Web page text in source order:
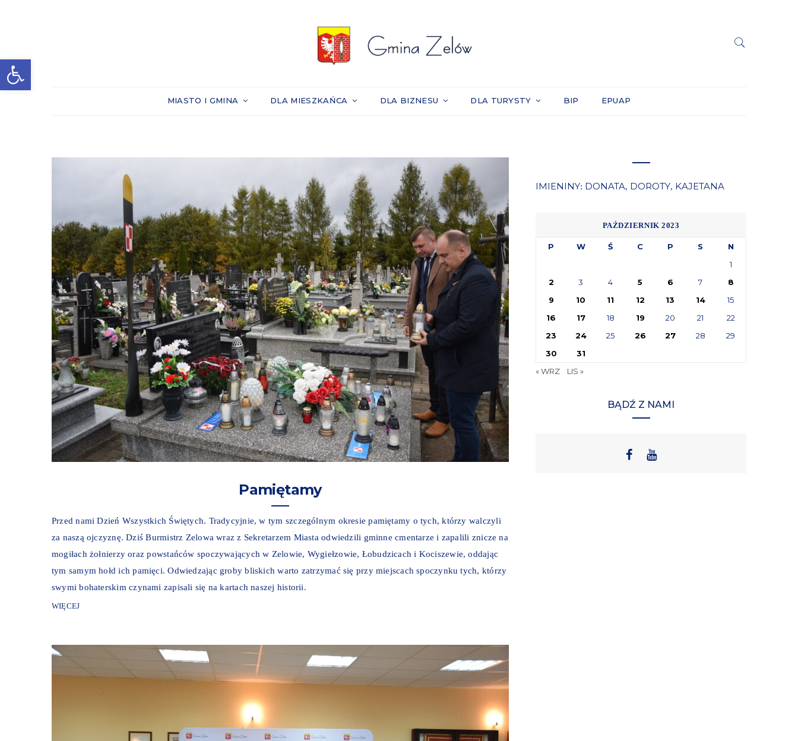
Otwórz pasek narzędzi
MIASTO I GMINA DLA MIESZKAŃCA DLA BIZNESU DLA TURYSTY BIP EPUAP
Pamiętamy
Przed nami Dzień Wszystkich Świętych. Tradycyjnie, w tym szczególnym okresie pamiętamy o tych, którzy walczyli
za naszą ojczyznę. Dziś Burmistrz Zelowa wraz z Sekretarzem Miasta odwiedzili gminne cmentarze i zapalili znicze na
mogiłach żołnierzy oraz powstańców spoczywających w Zelowie, Wygiełzowie, Łobudzicach i Kociszewie, oddając
tym samym hołd ich pamięci. Odwiedzając groby bliskich warto zatrzymać się przy miejscach spoczynku tych, którzy
swymi bohaterskim czynami zapisali się na kartach naszej historii.
WIĘCEJ
IMIENINY: DONATA, DOROTY, KAJETANA
PAŹDZIERNIK 2023
P W Ś C P S
N
1
2
3 4 5 6 7
8
9
10 11 12 13 14
15
16
17 18 19 20 21
22
23
24 25 26 27 28
29
30
31
« WRZ
LIS »
BĄDŹ Z NAMI